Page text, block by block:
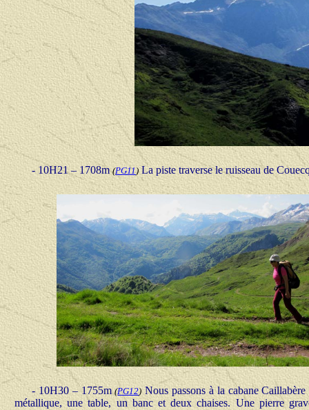
- 10H21 – 1708m(PG11) La piste traverse le ruisseau de
- 10H30 – 1755m(PG12) Nous passons à la cabane
métallique, une table, un banc et deux chaises. Une pierre